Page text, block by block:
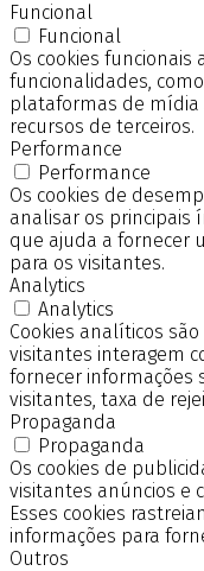
Funcional
Funcional
Os cookies
funcionalidades,
plataformas de mídia
recursos de terceiros.
Performance
Performance
Os cookies de
analisar os principais
que ajuda a fornecer
para os visitantes.
Analytics
Analytics
Cookies analíticos
visitantes interagem
fornecer informações
visitantes, taxa de
Propaganda
Propaganda
Os cookies de
visitantes anúncios e
Esses cookies
informações para
Outros